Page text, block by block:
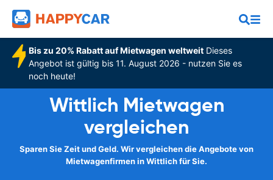
Bis zu 20% Rabatt auf Mietwagen weltweitDieses
Angebot ist gültig bis 11. August 2026 - nutzen Sie es
noch heute!
Wittlich Mietwagen
vergleichen
Sparen Sie Zeit und Geld. Wir vergleichen die Angebote von
Mietwagenfirmen in Wittlich für Sie.